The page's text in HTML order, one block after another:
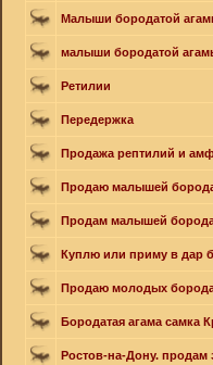
Малыши бородатой
малыши бородатой
Ретилии
Передержка
Продажа рептилий и
Продаю малышей
Продам малышей
Куплю или приму в дар
Продаю молодых
Бородатая агама самка
Ростов-на-Дону. продам